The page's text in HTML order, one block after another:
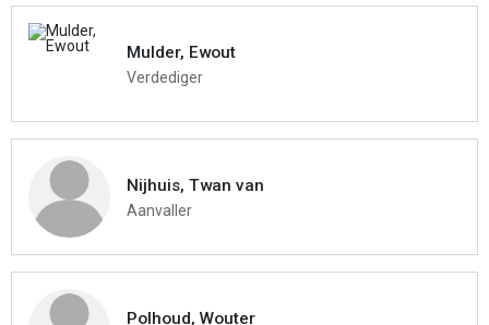
Mulder, Ewout
Verdediger
Nijhuis, Twan van
Aanvaller
Polhoud, Wouter